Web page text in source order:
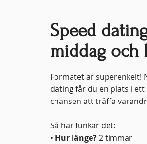
Speed
middag och
Formatet är superenkelt!
dating får du en plats i
chansen att träffa
Så här funkar det:
• Hur länge?2 timmar